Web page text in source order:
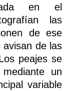
en el
las
de ese
avisan de las
peajes se
un
variable